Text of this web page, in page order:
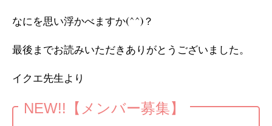
なにを思い浮かべますか(^^)？
最後までお読みいただきありがとうございました。
イクエ先生より
NEW!!【メンバー募集】